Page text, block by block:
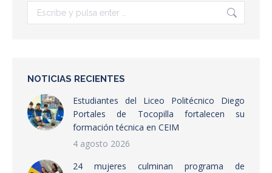
Buscar:
NOTICIAS RECIENTES
Estudiantes del Liceo Politécnico Diego
Portales de Tocopilla fortalecen su
formación técnica en CEIM
4 agosto 2026
24 mujeres culminan programa de